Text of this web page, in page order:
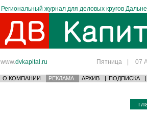
Региональный журнал для деловых кругов
www.dvkapital.ru Пятница | 07
О КОМПАНИИ РЕКЛАМА АРХИВ | ПОДПИСКА |